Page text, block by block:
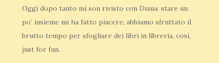
Oggi dopo tanto mi son rivisto con Diana: stare un
po’ insieme mi ha fatto piacere, abbiamo sfruttato il
brutto tempo per sfogliare dei libri in libreria, così,
just for fun.